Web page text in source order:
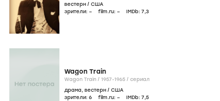
вестерн / США
зрители: – film.ru: – IMDb: 7,3
Wagon Train
Wagon Train / 1957-1965 / сериал
драма, вестерн / США
зрители: 6 film.ru: – IMDb: 7,5